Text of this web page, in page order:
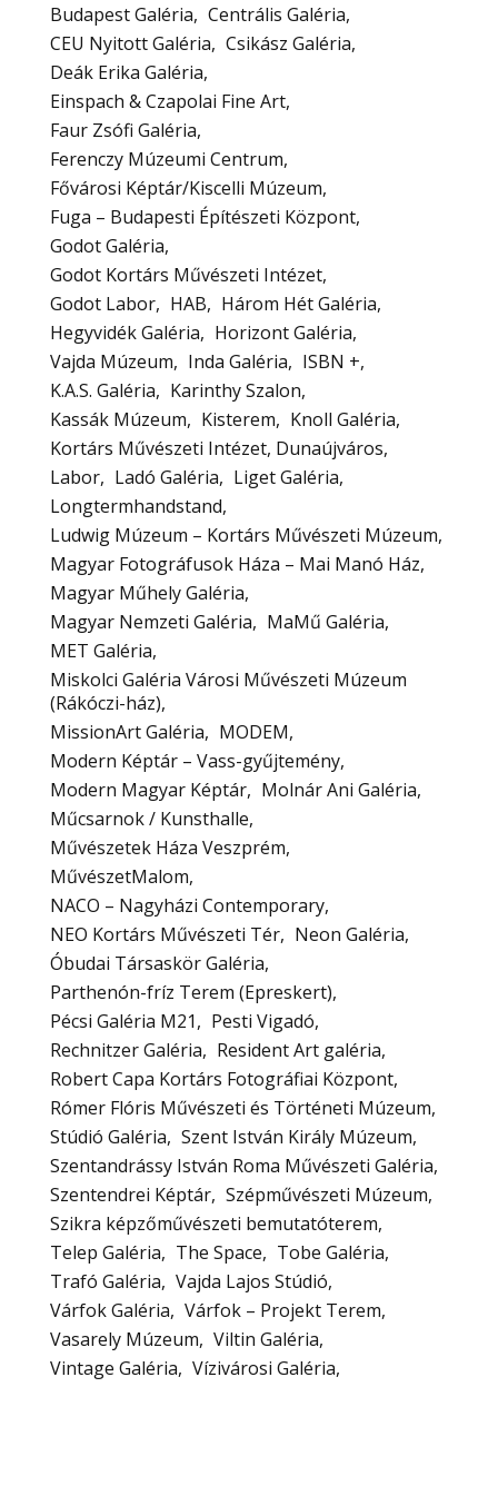
Budapest Galéria
Centrális Galéria
CEU Nyitott Galéria
Csikász Galéria
Deák Erika Galéria
Einspach & Czapolai Fine Art
Faur Zsófi Galéria
Ferenczy Múzeumi Centrum
Fővárosi Képtár/Kiscelli Múzeum
Fuga – Budapesti Építészeti Központ
Godot Galéria
Godot Kortárs Művészeti Intézet
Godot Labor
HAB
Három Hét Galéria
Hegyvidék Galéria
Horizont Galéria
Vajda Múzeum
Inda Galéria
ISBN +
K.A.S. Galéria
Karinthy Szalon
Kassák Múzeum
Kisterem
Knoll Galéria
Kortárs Művészeti Intézet, Dunaújváros
Labor
Ladó Galéria
Liget Galéria
Longtermhandstand
Ludwig Múzeum – Kortárs Művészeti Múzeum
Magyar Fotográfusok Háza – Mai Manó Ház
Magyar Műhely Galéria
Magyar Nemzeti Galéria
MaMű Galéria
MET Galéria
Miskolci Galéria Városi Művészeti Múzeum
(Rákóczi-ház)
MissionArt Galéria
MODEM
Modern Képtár – Vass-gyűjtemény
Modern Magyar Képtár
Molnár Ani Galéria
Műcsarnok / Kunsthalle
Művészetek Háza Veszprém
MűvészetMalom
NACO – Nagyházi Contemporary
NEO Kortárs Művészeti Tér
Neon Galéria
Óbudai Társaskör Galéria
Parthenón-fríz Terem (Epreskert)
Pécsi Galéria M21
Pesti Vigadó
Rechnitzer Galéria
Resident Art galéria
Robert Capa Kortárs Fotográfiai Központ
Rómer Flóris Művészeti és Történeti Múzeum
Stúdió Galéria
Szent István Király Múzeum
Szentandrássy István Roma Művészeti Galéria
Szentendrei Képtár Szépművészeti Múzeum
Szikra képzőművészeti bemutatóterem
Telep Galéria
The Space
Tobe Galéria
Trafó Galéria
Vajda Lajos Stúdió
Várfok Galéria
Várfok – Projekt Terem
Vasarely Múzeum
Viltin Galéria
Vintage Galéria
Vízivárosi Galéria